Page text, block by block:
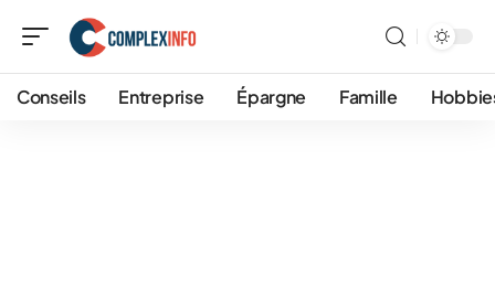
Conseils Entreprise Épargne Famille